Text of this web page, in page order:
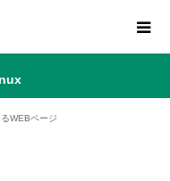
WEBページ